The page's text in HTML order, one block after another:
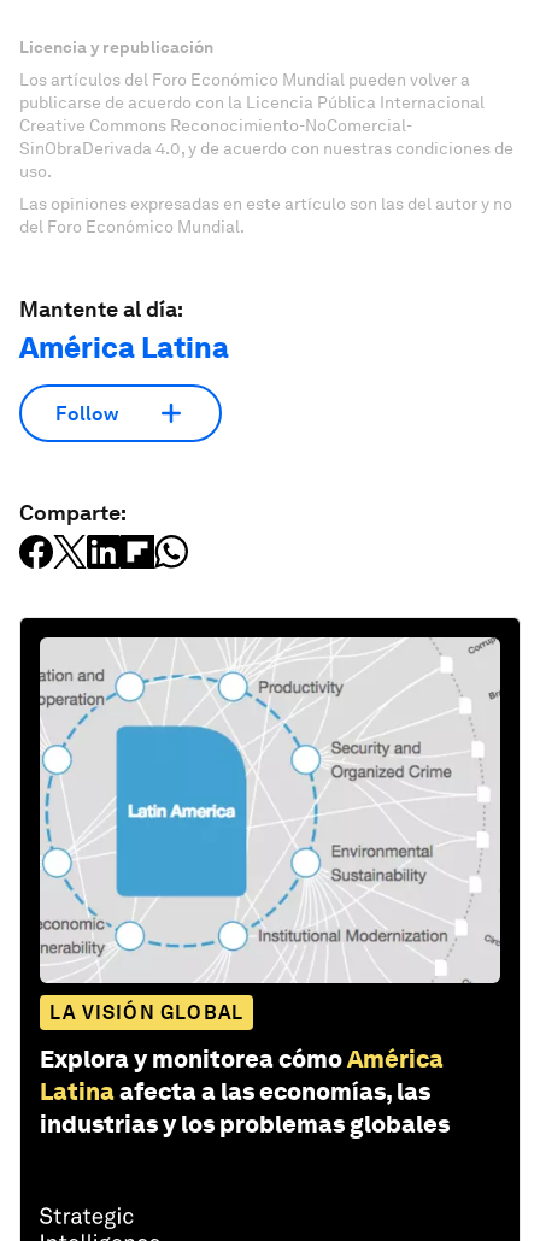
Licencia y republicación
Los artículos del Foro Económico Mundial pueden volver a
publicarse de acuerdo con la Licencia Pública Internacional
Creative Commons Reconocimiento-NoComercial-
SinObraDerivada 4.0, y de acuerdo con nuestras condiciones de
uso.
Las opiniones expresadas en este artículo son las del autor y no
del Foro Económico Mundial.
Mantente al día:
América Latina
Follow
Comparte:
LA VISIÓN GLOBAL
Explora y monitorea cómoAmérica
Latinaafecta a las economías, las
industrias y los problemas globales